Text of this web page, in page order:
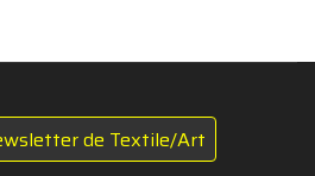
de Textile/Art